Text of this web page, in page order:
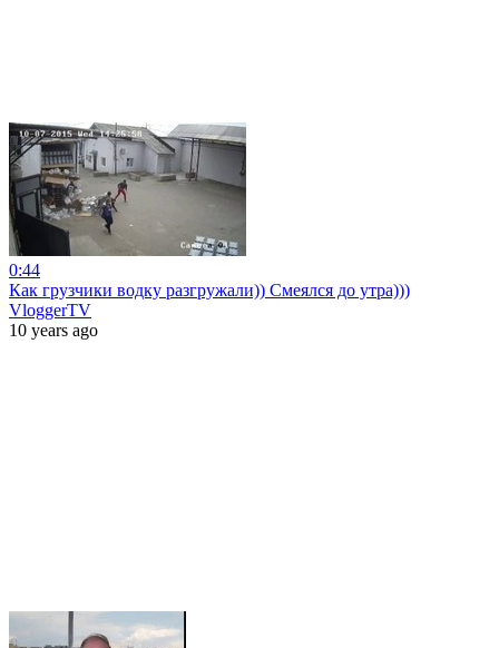
0:44
Как грузчики водку разгружали)) Смеялся до утра)))
VloggerTV
10 years ago